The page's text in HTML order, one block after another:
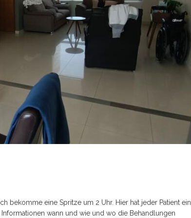
bekomme eine Spritze um 2 Uhr. Hier hat jeder Patient ein
wann und wie und wo die Behandlungen